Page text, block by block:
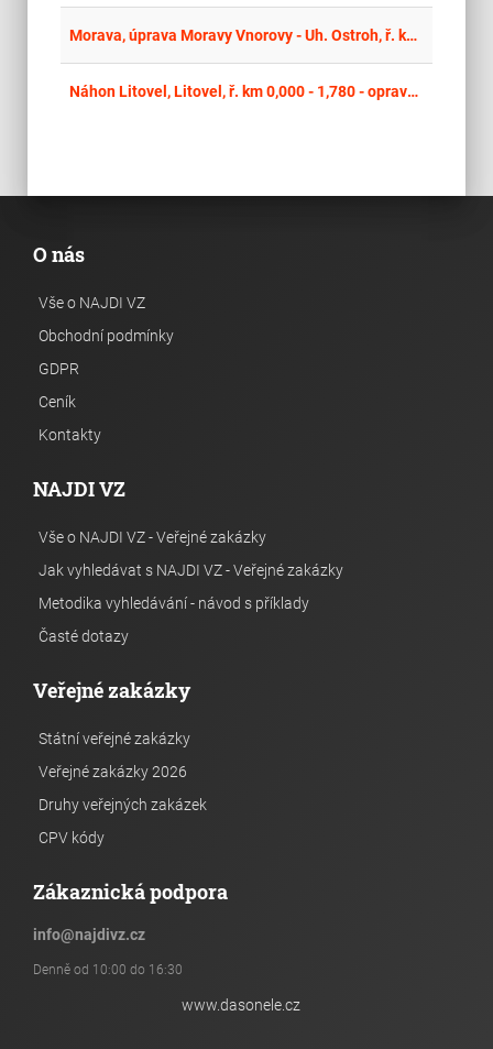
Morava, úprava Moravy Vnorovy - Uh. Ostroh, ř. km 134,601 - 135,350 oprava PB nátrží
Náhon Litovel, Litovel, ř. km 0,000 - 1,780 - oprava opevnění toku
O nás
Vše o NAJDI VZ
Obchodní podmínky
GDPR
Ceník
Kontakty
NAJDI VZ
Vše o NAJDI VZ - Veřejné zakázky
Jak vyhledávat s NAJDI VZ - Veřejné zakázky
Metodika vyhledávání - návod s příklady
Časté dotazy
Veřejné zakázky
Státní veřejné zakázky
Veřejné zakázky 2026
Druhy veřejných zakázek
CPV kódy
Zákaznická podpora
info@najdivz.cz
Denně od 10:00 do 16:30
www.dasonele.cz